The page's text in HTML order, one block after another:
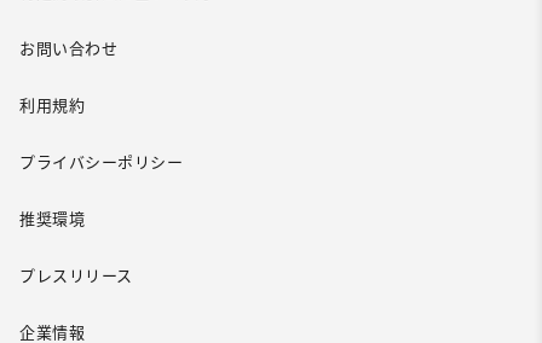
お問い合わせ
利用規約
プライバシーポリシー
推奨環境
プレスリリース
企業情報